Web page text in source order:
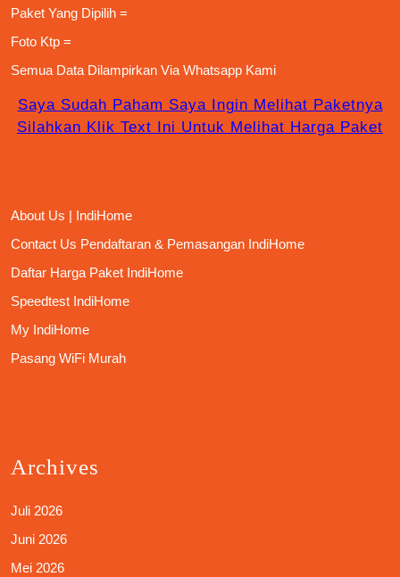
Paket Yang Dipilih =
Foto Ktp =
Semua Data Dilampirkan Via Whatsapp Kami
Saya Sudah Paham Saya Ingin Melihat Paketnya
Silahkan Klik Text Ini Untuk Melihat Harga Paket
About Us | IndiHome
Contact Us Pendaftaran & Pemasangan IndiHome
Daftar Harga Paket IndiHome
Speedtest IndiHome
My IndiHome
Pasang WiFi Murah
Archives
Juli 2026
Juni 2026
Mei 2026